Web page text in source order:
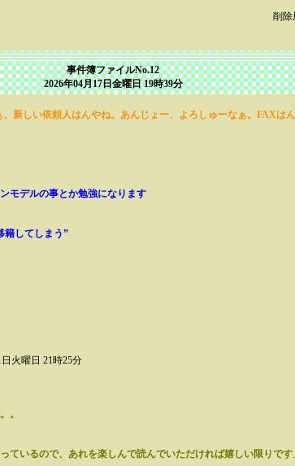
削除
事件簿ファイルNo.12
2026年04月17日金曜日 19時39分
新しい依頼人はんやね。あんじょー、よろしゅーなぁ。FAXは
モデルの事とか勉強になります
籍してしまう”
火曜日 21時25分
。
ているので、あれを楽しんで読んでいただければ嬉しい限りです